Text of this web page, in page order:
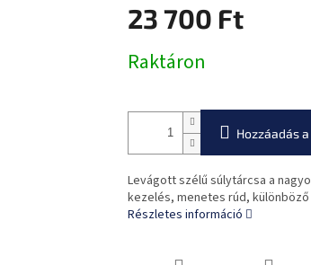
23 700 Ft
Raktáron
Hozzáadás
Levágott szélű súlytárcsa a
kezelés, menetes rúd,
Részletes információ